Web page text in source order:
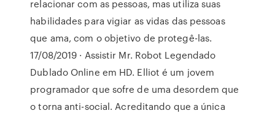
relacionar com as pessoas, mas utiliza suas
habilidades para vigiar as vidas das pessoas
que ama, com o objetivo de protegê-las.
17/08/2019 · Assistir Mr. Robot Legendado
Dublado Online em HD. Elliot é um jovem
programador que sofre de uma desordem que
o torna anti-social. Acreditando que a única